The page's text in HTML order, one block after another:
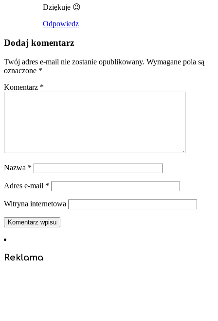
Dziękuje 😉
Odpowiedz
Dodaj komentarz
Twój adres e-mail nie zostanie opublikowany. Wymagane pola są
oznaczone *
Komentarz *
Nazwa *
Adres e-mail *
Witryna internetowa
Reklama